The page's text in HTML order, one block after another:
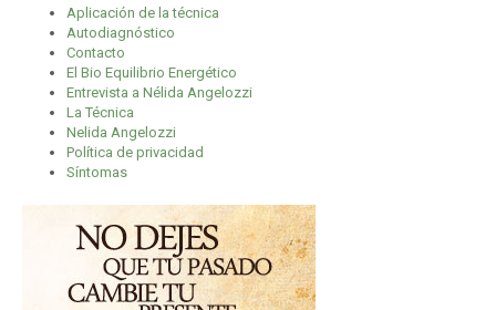
Aplicación de la técnica
Autodiagnóstico
Contacto
El Bio Equilibrio Energético
Entrevista a Nélida Angelozzi
La Técnica
Nelida Angelozzi
Política de privacidad
Síntomas